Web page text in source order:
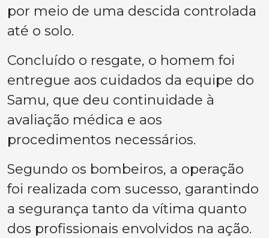
por meio de uma descida controlada
até o solo.
Concluído o resgate, o homem foi
entregue aos cuidados da equipe do
Samu, que deu continuidade à
avaliação médica e aos
procedimentos necessários.
Segundo os bombeiros, a operação
foi realizada com sucesso, garantindo
a segurança tanto da vítima quanto
dos profissionais envolvidos na ação.